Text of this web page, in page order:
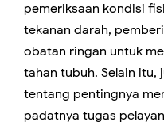
pemeriksaan kondisi
tekanan darah,
obatan ringan untuk
tahan tubuh. Selain itu,
tentang pentingnya
padatnya tugas